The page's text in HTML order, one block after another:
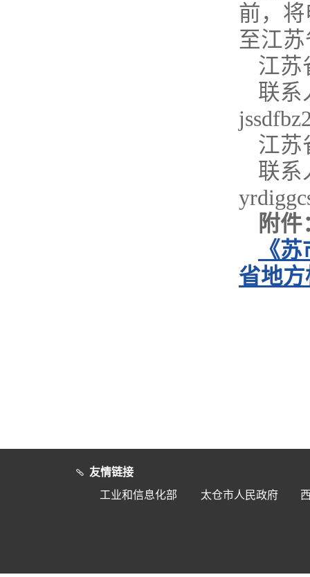
前，
至江
江苏
联系
江苏
联系
附件
《
省地
友情链接
工业和信息化部
太仓市人民政府